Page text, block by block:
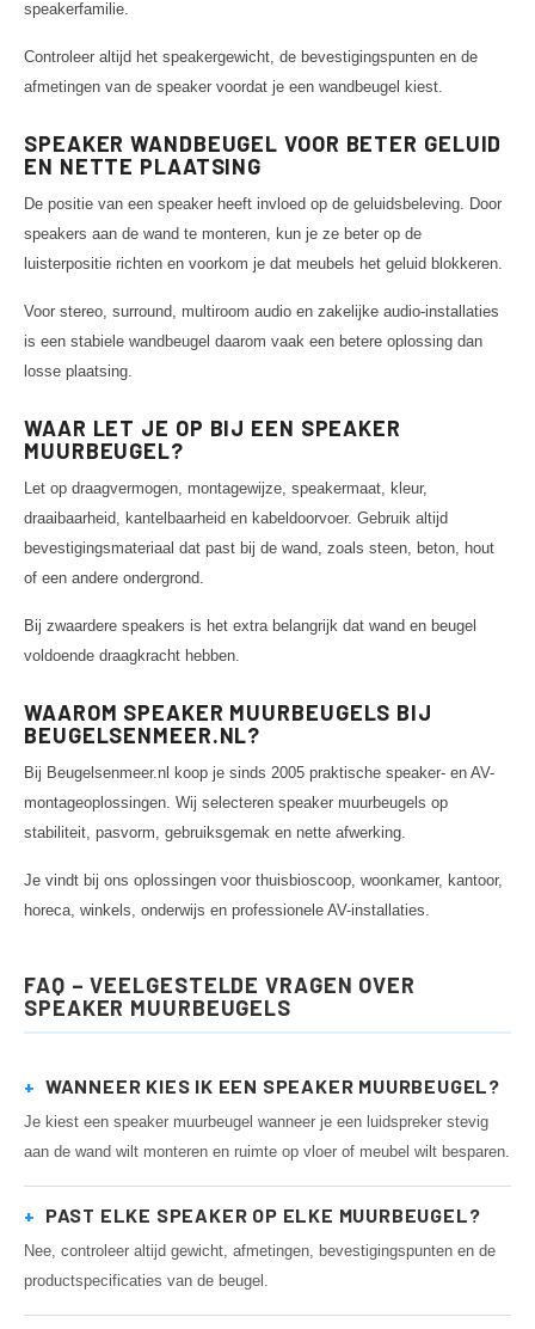
speakerfamilie.
Controleer altijd het speakergewicht, de bevestigingspunten en de
afmetingen van de speaker voordat je een wandbeugel kiest.
SPEAKER WANDBEUGEL VOOR BETER GELUID
EN NETTE PLAATSING
De positie van een speaker heeft invloed op de geluidsbeleving. Door
speakers aan de wand te monteren, kun je ze beter op de
luisterpositie richten en voorkom je dat meubels het geluid blokkeren.
Voor stereo, surround, multiroom audio en zakelijke audio-installaties
is een stabiele wandbeugel daarom vaak een betere oplossing dan
losse plaatsing.
WAAR LET JE OP BIJ EEN SPEAKER
MUURBEUGEL?
Let op draagvermogen, montagewijze, speakermaat, kleur,
draaibaarheid, kantelbaarheid en kabeldoorvoer. Gebruik altijd
bevestigingsmateriaal dat past bij de wand, zoals steen, beton, hout
of een andere ondergrond.
Bij zwaardere speakers is het extra belangrijk dat wand en beugel
voldoende draagkracht hebben.
WAAROM SPEAKER MUURBEUGELS BIJ
BEUGELSENMEER.NL?
Bij Beugelsenmeer.nl koop je sinds 2005 praktische speaker- en AV-
montageoplossingen. Wij selecteren speaker muurbeugels op
stabiliteit, pasvorm, gebruiksgemak en nette afwerking.
Je vindt bij ons oplossingen voor thuisbioscoop, woonkamer, kantoor,
horeca, winkels, onderwijs en professionele AV-installaties.
FAQ – VEELGESTELDE VRAGEN OVER
SPEAKER MUURBEUGELS
+ WANNEER KIES IK EEN SPEAKER MUURBEUGEL?
Je kiest een speaker muurbeugel wanneer je een luidspreker stevig
aan de wand wilt monteren en ruimte op vloer of meubel wilt besparen.
+ PAST ELKE SPEAKER OP ELKE MUURBEUGEL?
Nee, controleer altijd gewicht, afmetingen, bevestigingspunten en de
productspecificaties van de beugel.